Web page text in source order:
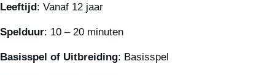
Leeftijd: Vanaf 12 jaar
Spelduur: 10 – 20 minuten
Basisspel of Uitbreiding: Basisspel